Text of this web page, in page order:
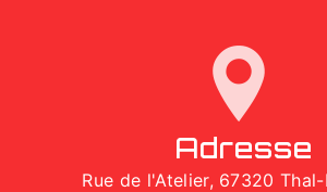
Adresse
Rue de l'Atelier, 67320